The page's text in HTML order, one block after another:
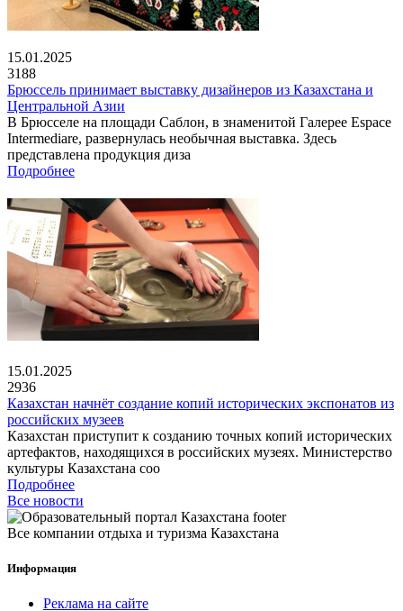
15.01.2025
3188
Брюссель принимает выставку дизайнеров из Казахстана и
Центральной Азии
В Брюсселе на площади Саблон, в знаменитой Галерее Espace
Intermediare, развернулась необычная выставка. Здесь
представлена продукция диза
Подробнее
15.01.2025
2936
Казахстан начнёт создание копий исторических экспонатов из
российских музеев
Казахстан приступит к созданию точных копий исторических
артефактов, находящихся в российских музеях. Министерство
культуры Казахстана соо
Подробнее
Все новости
Все компании отдыха и туризма Казахстана
Информация
Реклама на сайте